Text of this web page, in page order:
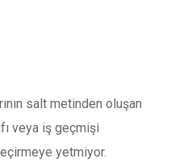
salt metinden oluşan
veya iş geçmişi
yetmiyor.